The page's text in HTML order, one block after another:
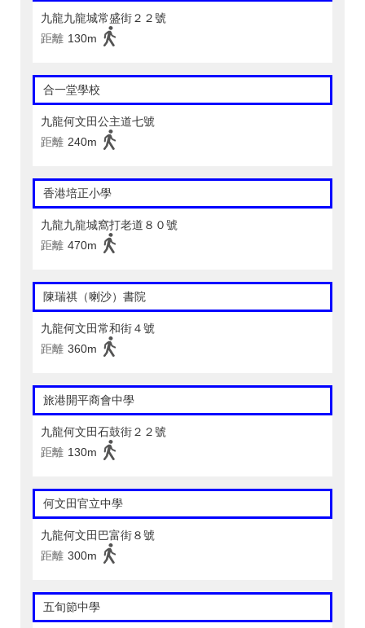
九龍九龍城常盛街２２號
距離 130m
合一堂學校
九龍何文田公主道七號
距離 240m
香港培正小學
九龍九龍城窩打老道８０號
距離 470m
陳瑞祺（喇沙）書院
九龍何文田常和街４號
距離 360m
旅港開平商會中學
九龍何文田石鼓街２２號
距離 130m
何文田官立中學
九龍何文田巴富街８號
距離 300m
五旬節中學